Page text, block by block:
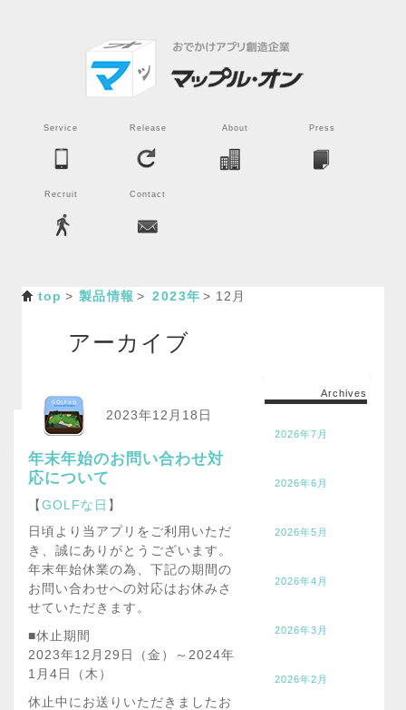
Service Release About Press
Recruit Contact
top 製品情報 2023年 12月
アーカイブ
2023年12月18日
年末年始のお問い合わせ対
応について
【GOLFな日 】
日頃より当アプリをご利用いただ
き、誠にありがとうございます。
年末年始休業の為、下記の期間の
お問い合わせへの対応はお休みさ
せていただきます。
■休止期間
2023年12月29日（金）～2024年
1月4日（木）
休止中にお送りいただきましたお
Archives
2026年7月
2026年6月
2026年5月
2026年4月
2026年3月
2026年2月